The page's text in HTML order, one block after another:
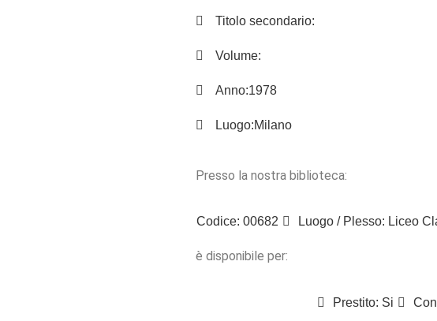
Titolo secondario:
Volume:
Anno:1978
Luogo:Milano
Presso la nostra biblioteca:
Codice: 00682 Luogo / Plesso: Liceo
è disponibile per:
Prestito: Si